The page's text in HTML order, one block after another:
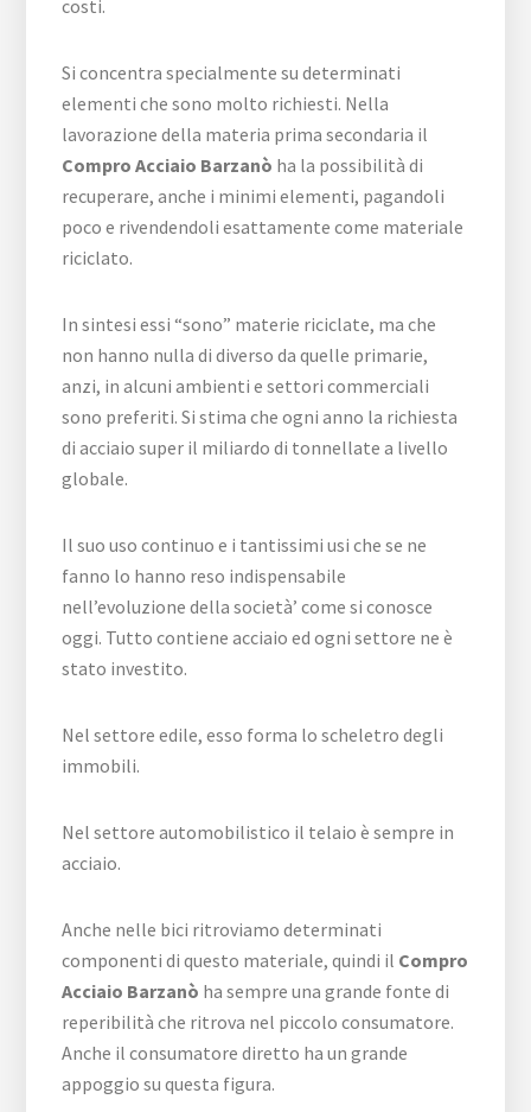
costi.
Si concentra specialmente su determinati
elementi che sono molto richiesti. Nella
lavorazione della materia prima secondaria il
Compro Acciaio Barzanò ha la possibilità di
recuperare, anche i minimi elementi, pagandoli
poco e rivendendoli esattamente come materiale
riciclato.
In sintesi essi “sono” materie riciclate, ma che
non hanno nulla di diverso da quelle primarie,
anzi, in alcuni ambienti e settori commerciali
sono preferiti. Si stima che ogni anno la richiesta
di acciaio super il miliardo di tonnellate a livello
globale.
Il suo uso continuo e i tantissimi usi che se ne
fanno lo hanno reso indispensabile
nell’evoluzione della società’ come si conosce
oggi. Tutto contiene acciaio ed ogni settore ne è
stato investito.
Nel settore edile, esso forma lo scheletro degli
immobili.
Nel settore automobilistico il telaio è sempre in
acciaio.
Anche nelle bici ritroviamo determinati
componenti di questo materiale, quindi il Compro
Acciaio Barzanò ha sempre una grande fonte di
reperibilità che ritrova nel piccolo consumatore.
Anche il consumatore diretto ha un grande
appoggio su questa figura.